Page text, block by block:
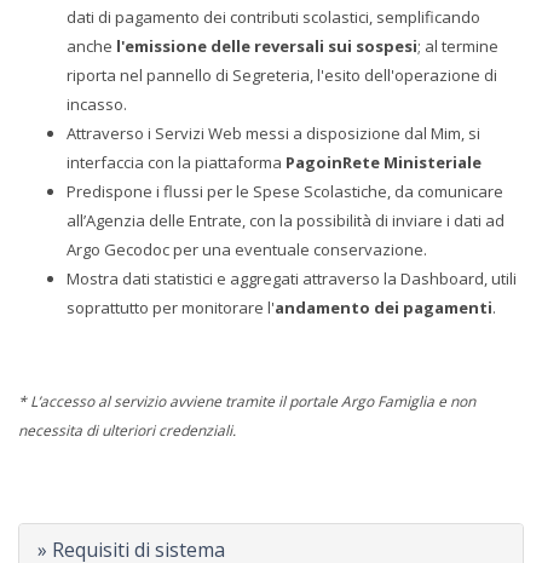
dati di pagamento dei contributi scolastici, semplificando
anche l'emissione delle reversali sui sospesi; al termine
riporta nel pannello di Segreteria, l'esito dell'operazione di
incasso.
Attraverso i Servizi Web messi a disposizione dal Mim, si
interfaccia con la piattaforma PagoinRete Ministeriale
Predispone i flussi per le Spese Scolastiche, da comunicare
all’Agenzia delle Entrate, con la possibilità di inviare i dati ad
Argo Gecodoc per una eventuale conservazione.
Mostra dati statistici e aggregati attraverso la Dashboard, utili
soprattutto per monitorare l'andamento dei pagamenti.
* L’accesso al servizio avviene tramite il portale Argo Famiglia e non
necessita di ulteriori credenziali.
» Requisiti di sistema